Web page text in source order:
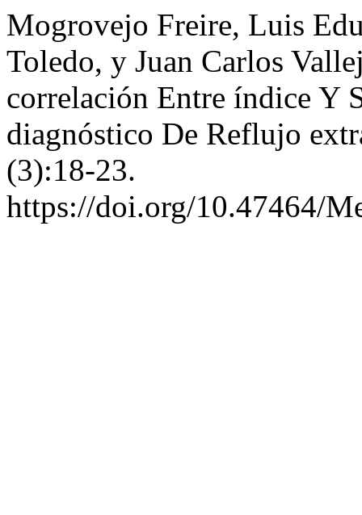
Mogrovejo Freire, Luis
Toledo, y Juan Carlos
correlación Entre índice Y
diagnóstico De Reflujo
(3):18-23.
https://doi.org/10.47464/